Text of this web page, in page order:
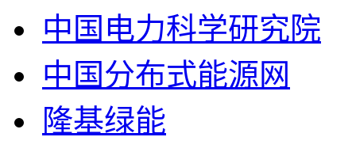
中国电力科学研究院
中国分布式能源网
隆基绿能